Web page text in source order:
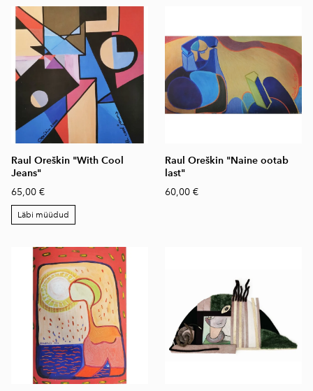
Raul Oreškin "With Cool
Jeans"
65,00 €
Läbi müüdud
Raul Oreškin "Naine ootab
last"
60,00 €